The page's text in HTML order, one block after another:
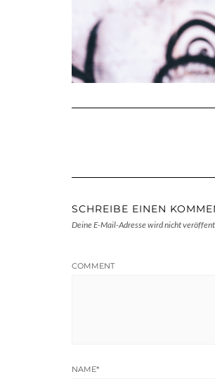
SCHREIBE EINEN
Deine E-Mail-Adresse wird nicht
COMMENT
NAME*